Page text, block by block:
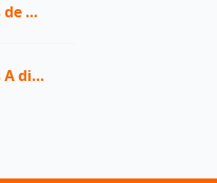
Ver todas as vagas de Pós-graduação na UAM - Anhembi Morumbi
Ver todas as vagas A distância (EaD) na UAM - Anhembi Morumbi